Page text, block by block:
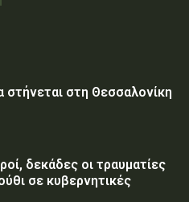
στήνεται στη Θεσσαλονίκη
δεκάδες οι τραυματίες
σε κυβερνητικές